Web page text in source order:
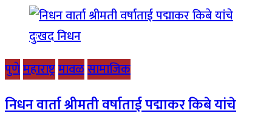
पुणेमहाराष्ट्रमावळसामाजिक
निधन वार्ता श्रीमती वर्षाताई पद्माकर किबे यांचे